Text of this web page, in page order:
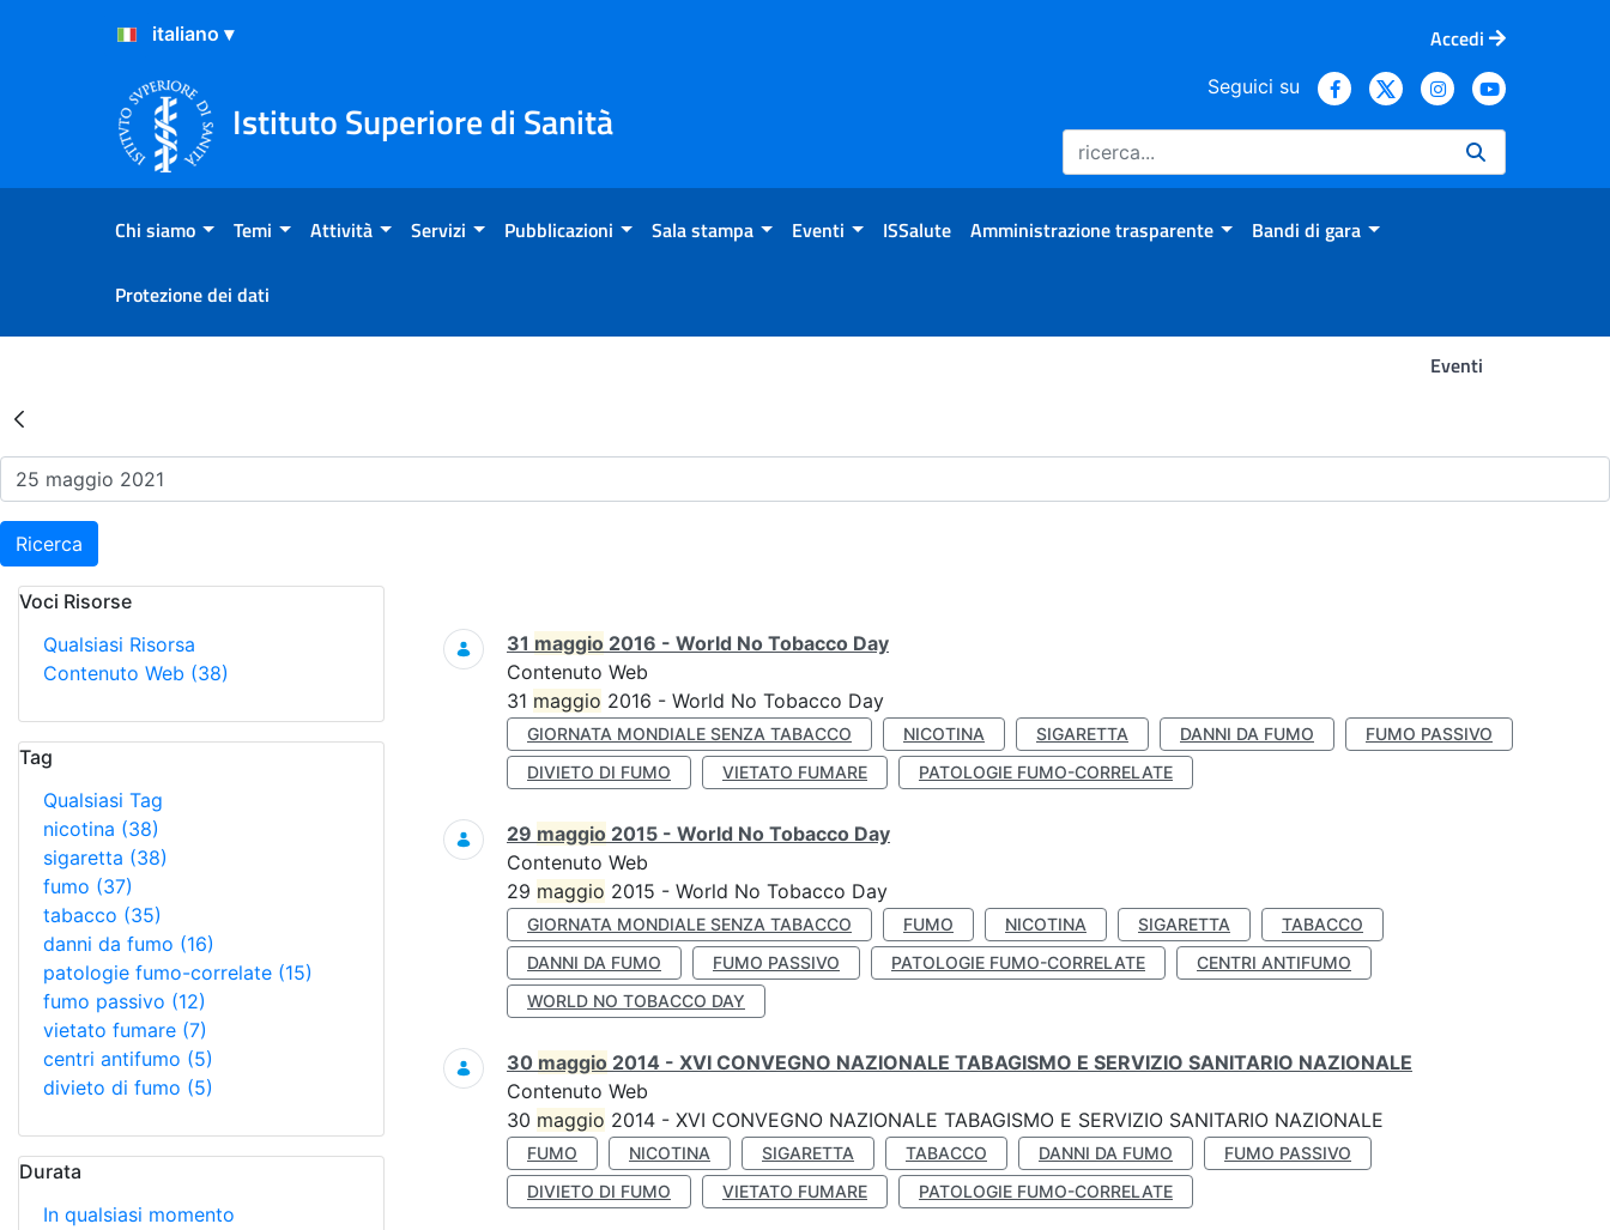
Salta al Contenuto
Salta al Footer
Accedi
Istituto Superiore di Sanità
Seguici su
Chi siamo Temi Attività Servizi Pubblicazioni Sala stampa Eventi ISSalute Amministrazione trasparente Bandi di gara
Protezione dei dati
Eventi
Risultati della Ricerca - Eventi
Ricerca
Voci Risorse
Qualsiasi Risorsa
Contenuto Web (38)
Tag
Qualsiasi Tag
nicotina (38)
sigaretta (38)
fumo (37)
tabacco (35)
danni da fumo (16)
patologie fumo-correlate (15)
fumo passivo (12)
vietato fumare (7)
centri antifumo (5)
divieto di fumo (5)
Durata
In qualsiasi momento
Ricerca
31 maggio 2016 - World No Tobacco Day
Contenuto Web
31 maggio 2016 - World No Tobacco Day
GIORNATA MONDIALE SENZA TABACCO NICOTINA SIGARETTA DANNI DA FUMO
FUMO PASSIVO
DIVIETO DI FUMO
VIETATO FUMARE PATOLOGIE FUMO-CORRELATE
29 maggio 2015 - World No Tobacco Day
Contenuto Web
29 maggio 2015 - World No Tobacco Day
GIORNATA MONDIALE SENZA TABACCO FUMO NICOTINA SIGARETTA
TABACCO
DANNI DA FUMO
FUMO PASSIVO PATOLOGIE FUMO-CORRELATE
CENTRI ANTIFUMO
WORLD NO TOBACCO DAY
30 maggio 2014 - XVI CONVEGNO NAZIONALE TABAGISMO E SERVIZIO SANITARIO NAZIONALE
Contenuto Web
30 maggio 2014 - XVI CONVEGNO NAZIONALE TABAGISMO E SERVIZIO SANITARIO NAZIONALE
FUMO NICOTINA SIGARETTA TABACCO DANNI DA FUMO
FUMO PASSIVO
DIVIETO DI FUMO
VIETATO FUMARE PATOLOGIE FUMO-CORRELATE